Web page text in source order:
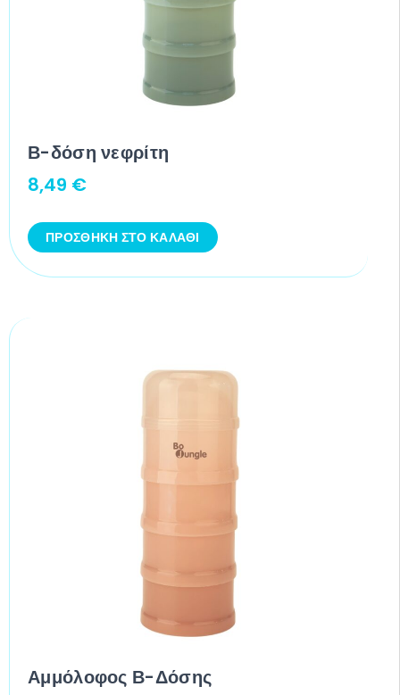
Β-δόση νεφρίτη
8,49 €
ΠΡΟΣΘΉΚΗ ΣΤΟ ΚΑΛΆΘΙ
Αμμόλοφος Β-Δόσης